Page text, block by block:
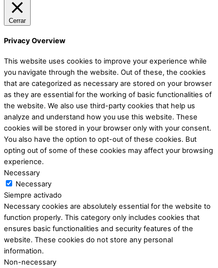
Cerrar
Privacy Overview
This website uses cookies to improve your experience while
you navigate through the website. Out of these, the cookies
that are categorized as necessary are stored on your browser
as they are essential for the working of basic functionalities of
the website. We also use third-party cookies that help us
analyze and understand how you use this website. These
cookies will be stored in your browser only with your consent.
You also have the option to opt-out of these cookies. But
opting out of some of these cookies may affect your browsing
experience.
Necessary
Necessary
Siempre activado
Necessary cookies are absolutely essential for the website to
function properly. This category only includes cookies that
ensures basic functionalities and security features of the
website. These cookies do not store any personal
information.
Non-necessary